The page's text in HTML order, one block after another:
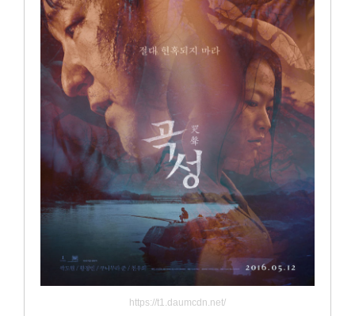
https://t1.daumcdn.net/